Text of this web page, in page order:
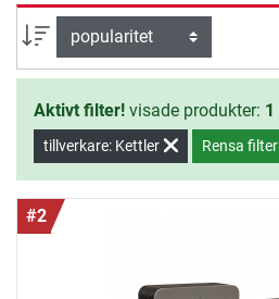
sortera efter
Aktivt filter! visade produkter: 1
tillverkare: Kettler Rensa filter
#2